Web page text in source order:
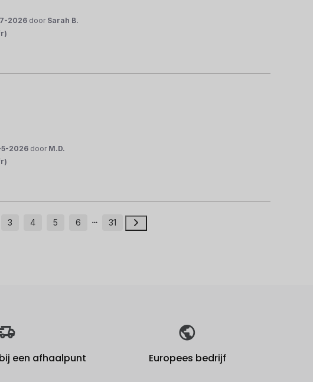
2026 door Sarah B.
2026 door M.D.
3 4 5 6 31
een afhaalpunt Europees bedrijf